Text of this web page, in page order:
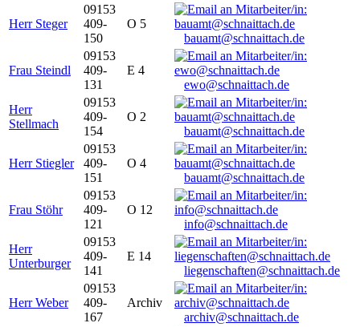
Herr Steger
09153
409-
150
O 5
bauamt@schnaittach.de
Frau Steindl
09153
409-
131
E 4
ewo@schnaittach.de
Herr
Stellmach
09153
409-
154
O 2
bauamt@schnaittach.de
Herr Stiegler
09153
409-
151
O 4
bauamt@schnaittach.de
Frau Stöhr
09153
409-
121
O 12
info@schnaittach.de
Herr
Unterburger
09153
409-
141
E 14
liegenschaften@schnaittach.de
Herr Weber
09153
409-
167
Archiv
archiv@schnaittach.de